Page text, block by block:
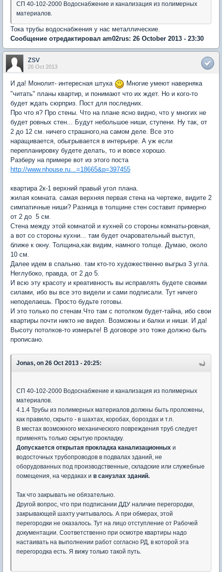
СП 40-102-2000 Водоснабжение и канализация из полимерных
материалов.
Тока трубы водоснабжения у нас металлические.
Сообщение отредактировал am02rus: 26 October 2013 - 23:30
zsv
26 Oct 2013
И да! Монолит- интересная штука
Многие умеют наверняка
"читать" планы квартир, и понимают что их ждет. Но и кого-то
будет ждать сюрприз. Пост для последних.
Про что я? Про стены. Что на плане ясно видно, что у многих не
будет ровных стен... Будут небольшое ниши, ступени. Ну так, от
2 до 12 см. ничего страшного,на самом деле. Все это
наращивается, обыгрывается в интерьере. А уж если
перепланировку будете делать, то и вовсе хорошо.
Разберу на примере вот из этого поста
http://www.nhouse.ru...=18665&p=397455
квартира 2к-1 верхний правый угол плана.
жилая комната. самая верхняя первая стена на чертеже, видите 2
симпатичные ниши? Разница в толщине стен составит примерно
от 2 до 5 см.
Стена между этой комнатой и кухней со стороны комнаты-ровная,
а вот со стороны кухни... там будет очаровательный выступ,
ближе к окну. Толщина,как видим, намного толще. Думаю, около
10 см.
Далее идем в спальню. там кто-то художественно выгрыз 3 угла.
Неглубоко, правда, от 2 до 5.
И всю эту красоту и креативность вы исправлять будете своими
силами, ибо вы все это видели и сами подписали. Тут ничего
неподелаешь. Просто будьте готовы.
И это только по стенам.Что там с потолком будет-тайна, ибо свои
квартиры почти никто не видел. Возможны и балки и ниши. И да!
Высоту потолков-то измерьте! В договоре это тоже должно быть
прописано.
Jonas, on 26 Oct 2013 - 20:25:
СП 40-102-2000 Водоснабжение и канализация из полимерных
материалов.
4.1.4 Трубы из полимерных материалов должны быть проложены,
как правило, скрыто - в шахтах, коробах, бороздах и т.п.
В местах возможного механического повреждения труб следует
применять только скрытую прокладку.
Допускается открытая прокладка канализационных и
водосточных трубопроводов в подвалах зданий, не
оборудованных под производственные, складские или служебные
помещения, на чердаках и в санузлах зданий.
Так что закрывать не обязательно.
Другой вопрос, что при подписании ДДУ наличие перегородки,
закрывающей шахту учитывалось. А при обмерах, этой
перегородки не оказалось. Тут на лицо отступление от Рабочей
документации. Соответственно при осмотре квартиры надо
настаивать на выполнении работ согласно РД, в которой эта
перегородка есть. Я вижу только такой путь.